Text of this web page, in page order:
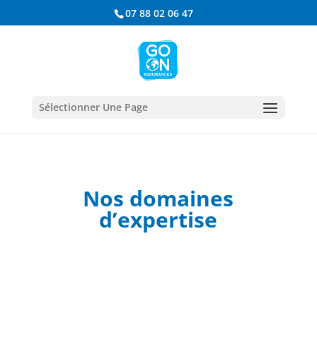
07 88 02 06 47
Sélectionner Une Page
Nos domaines
d’expertise